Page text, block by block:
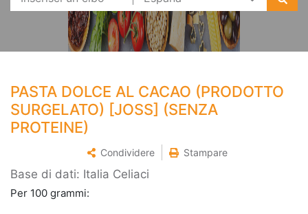
PASTA DOLCE AL CACAO (PRODOTTO
SURGELATO) [JOSS] (SENZA
PROTEINE)
Condividere Stampare
Base di dati: Italia Celiaci
Per 100 grammi: